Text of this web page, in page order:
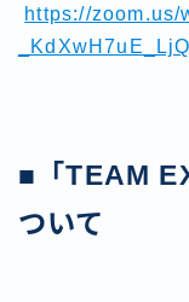
https://zoom.us/
_KdXwH7uE_LjQ
■「TEAM
ついて